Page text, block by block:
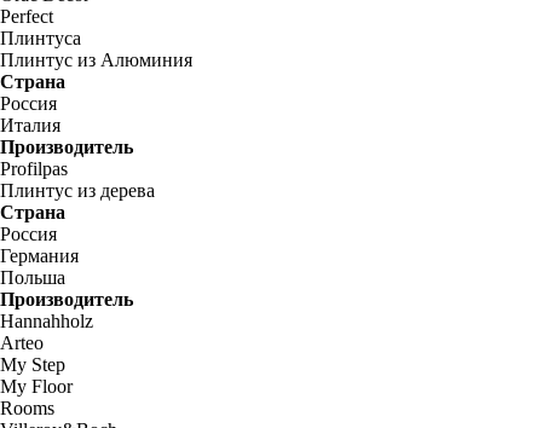
Perfect
Плинтуса
Плинтус из Алюминия
Страна
Россия
Италия
Производитель
Profilpas
Плинтус из дерева
Страна
Россия
Германия
Польша
Производитель
Hannahholz
Arteo
My Step
My Floor
Rooms